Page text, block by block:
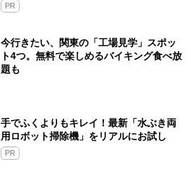
PR
今行きたい、関東の「工場見学」スポッ
ト4つ。無料で楽しめるバイキング食べ放
題も
手でふくよりもキレイ！最新「水ぶき両
用ロボット掃除機」をリアルにお試し
PR